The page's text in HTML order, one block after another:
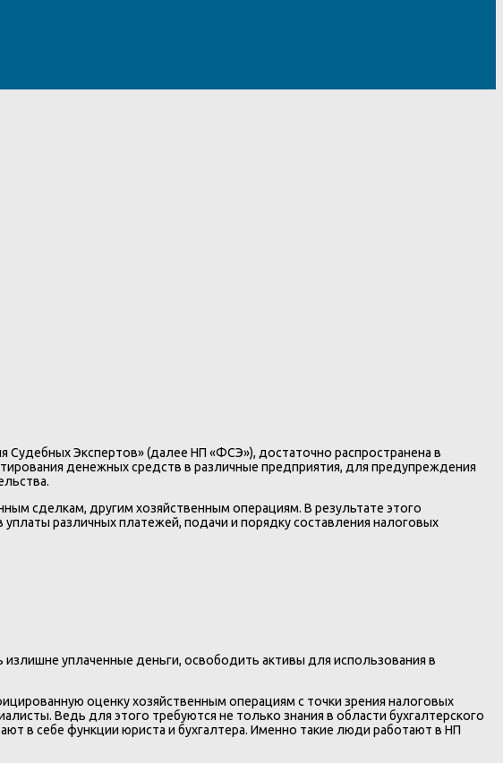
Судебных Экспертов» (далее НП «ФСЭ»), достаточно распространена в
денежных средств в различные предприятия, для предупреждения
сделкам, другим хозяйственным операциям. В результате этого
различных платежей, подачи и порядку составления налоговых
уплаченные деньги, освободить активы для использования в
оценку хозяйственным операциям с точки зрения налоговых
Ведь для этого требуются не только знания в области бухгалтерского
в себе функции юриста и бухгалтера. Именно такие люди работают в НП